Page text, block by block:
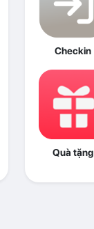
Checkin
Quà tặng